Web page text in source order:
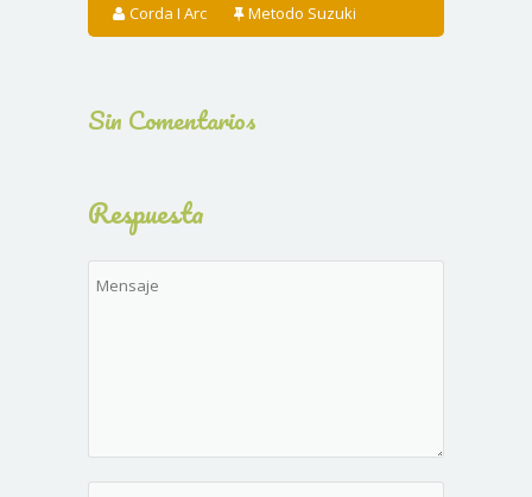
Corda I Arc Metodo Suzuki
Sin Comentarios
Respuesta